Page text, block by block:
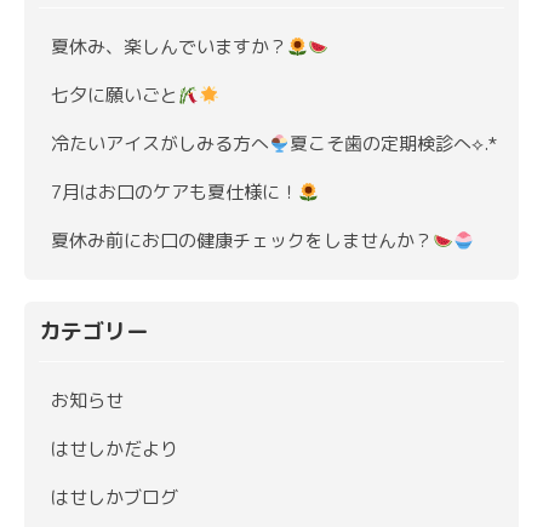
夏休み、楽しんでいますか？
七夕に願いごと
冷たいアイスがしみる方へ
夏こそ歯の定期検診へ⟡.*
7月はお口のケアも夏仕様に！
夏休み前にお口の健康チェックをしませんか？
カテゴリー
お知らせ
はせしかだより
はせしかブログ